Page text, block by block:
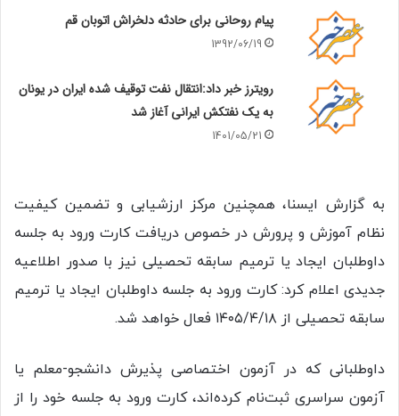
پيام روحانی برای حادثه دلخراش اتوبان قم
1392/06/19
رویترز خبر داد:انتقال نفت توقیف شده ایران در یونان
به یک نفتکش ایرانی آغاز شد
1401/05/21
به گزارش ایسنا، همچنین مرکز ارزشیابی و تضمین کیفیت
نظام آموزش و پرورش در خصوص دریافت کارت ورود به جلسه
داوطلبان ایجاد یا ترمیم سابقه تحصیلی نیز با صدور اطلاعیه
جدیدی اعلام کرد: کارت ورود به جلسه داوطلبان ایجاد یا ترمیم
سابقه تحصیلی از ۱۴۰۵/۴/۱۸ فعال خواهد شد.
داوطلبانی که در آزمون اختصاصی پذیرش دانشجو-معلم یا
آزمون سراسری ثبت‌نام کرده‌اند، کارت ورود به جلسه خود را از